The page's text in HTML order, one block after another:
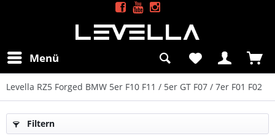
Menü
Levella RZ5 Forged BMW 5er F10 F11 / 5er GT F07 / 7er F01 F02
Filtern